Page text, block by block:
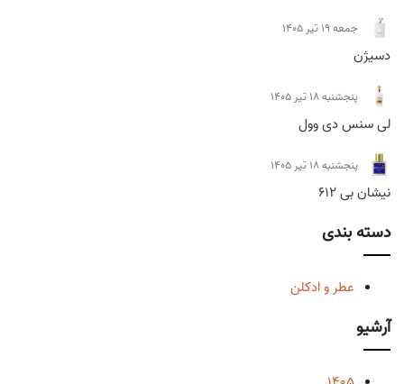
جمعه 19 تیر 1405
دسیژن
پنجشنبه 18 تیر 1405
لی سنس دی وول
پنجشنبه 18 تیر 1405
نیشان بی 612
دسته بندی
عطر و ادکلن
آرشیو